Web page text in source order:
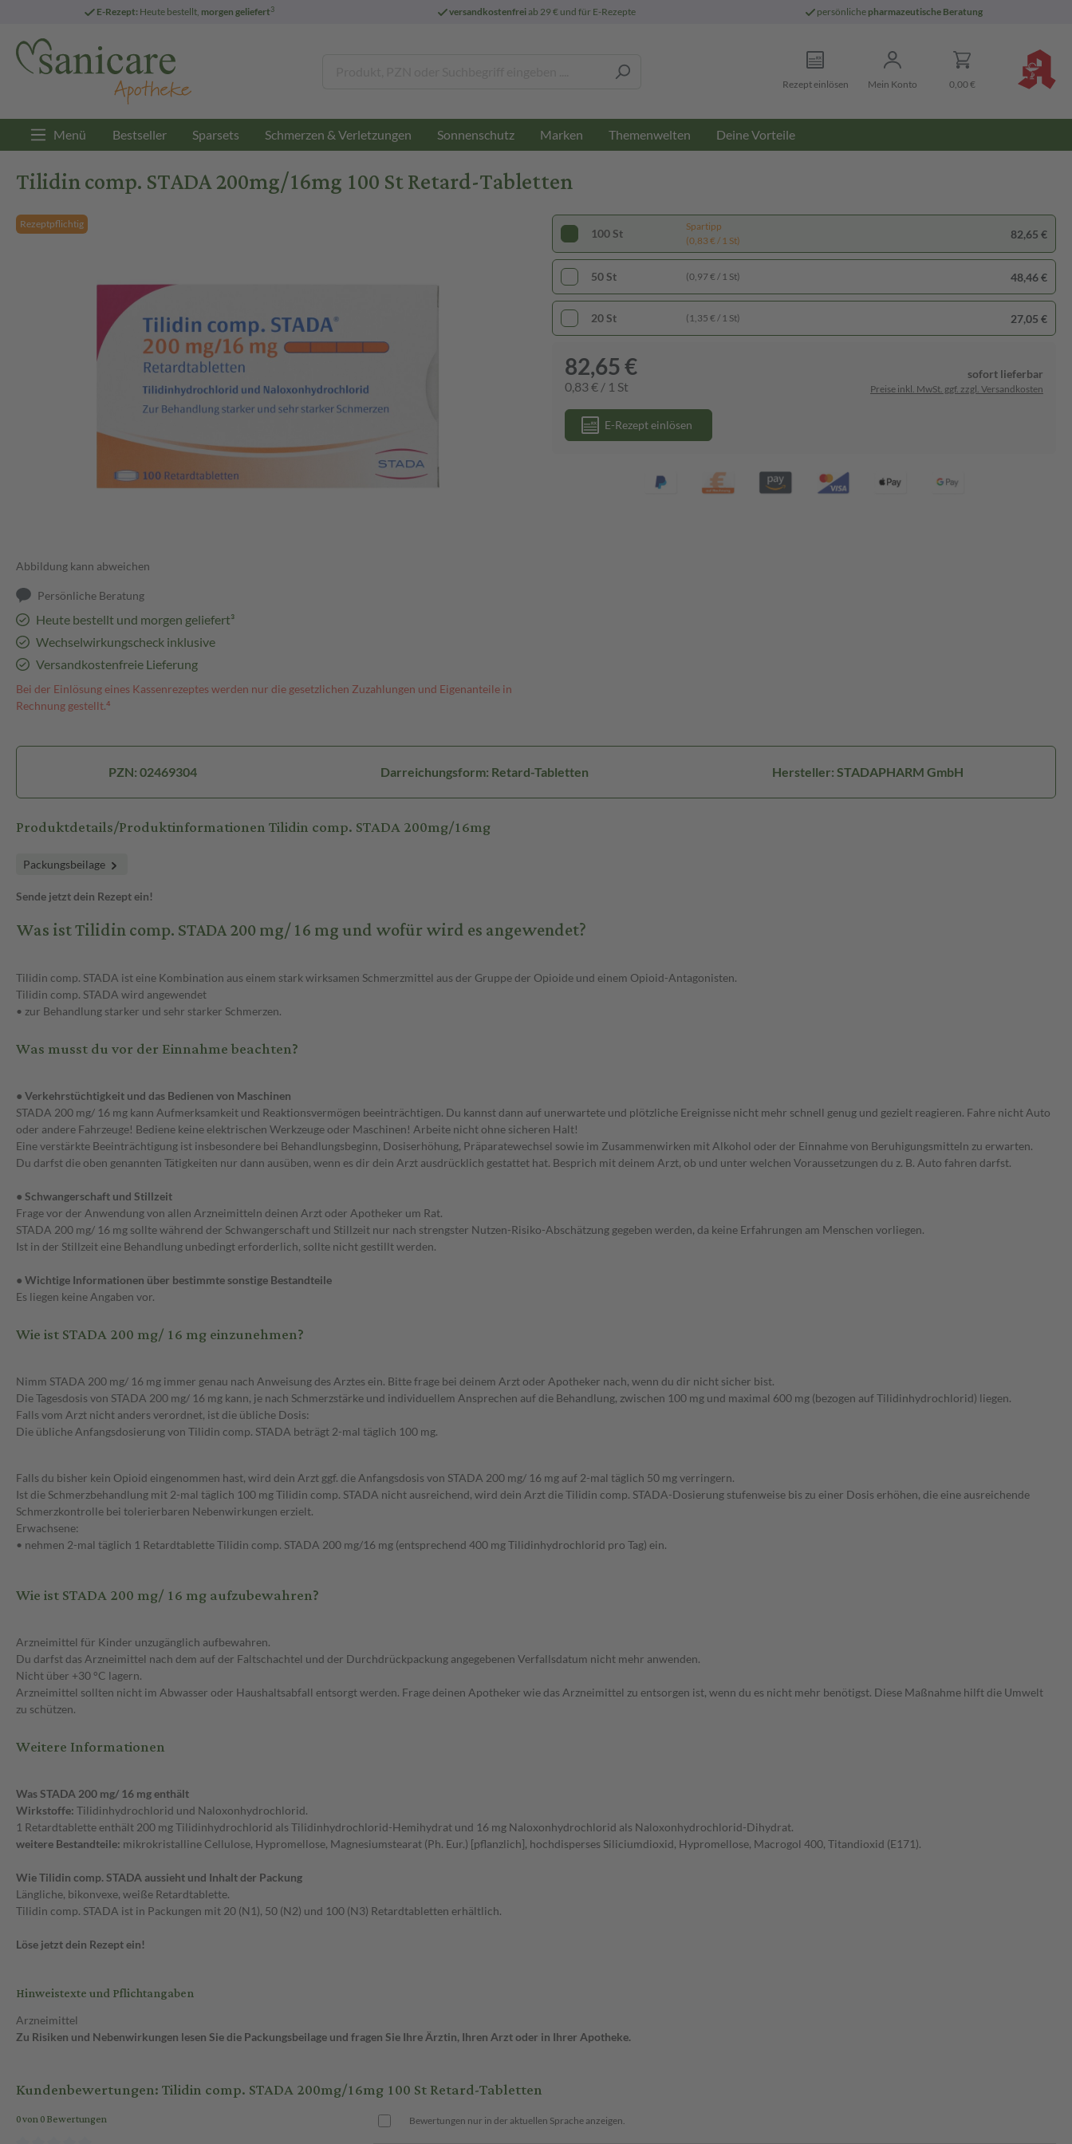
E-Rezept: Heute bestellt, morgen geliefert3 versandkostenfreiab 29 € und für E-Rezepte persönliche pharmazeutische Beratung
Rezept einlösen Mein Konto 0,00 €
Menü Bestseller Sparsets Schmerzen & Verletzungen Sonnenschutz Marken Themenwelten Deine Vorteile
Tilidin comp. STADA 200mg/16mg 100 St Retard-Tabletten
Rezeptpflichtig
Abbildung kann abweichen
Persönliche Beratung
Heute bestellt und morgen geliefert³
Wechselwirkungscheck inklusive
Versandkostenfreie Lieferung
Bei der Einlösung eines Kassenrezeptes werden nur die gesetzlichen Zuzahlungen und Eigenanteile in
Rechnung gestellt.⁴
100 St
Spartipp
(0,83 € / 1 St)
82,65 €
50 St (0,97 € / 1 St) 48,46 €
20 St (1,35 € / 1 St) 27,05 €
82,65 €
0,83 € / 1 St
sofort lieferbar
Preise inkl. MwSt. ggf. zzgl. Versandkosten
E-Rezept einlösen
PZN: 02469304 Darreichungsform: Retard-Tabletten Hersteller: STADAPHARM GmbH
Produktdetails/Produktinformationen Tilidin comp. STADA 200mg/16mg
Packungsbeilage
Sende jetzt dein Rezept ein!
Was ist Tilidin comp. STADA 200 mg/ 16 mg und wofür wird es angewendet?
Tilidin comp. STADA ist eine Kombination aus einem stark wirksamen Schmerzmittel aus der Gruppe der Opioide und einem Opioid-Antagonisten.
Tilidin comp. STADA wird angewendet
• zur Behandlung starker und sehr starker Schmerzen.
Was musst du vor der Einnahme beachten?
● Verkehrstüchtigkeit und das Bedienen von Maschinen
STADA 200 mg/ 16 mg kann Aufmerksamkeit und Reaktionsvermögen beeinträchtigen. Du kannst dann auf unerwartete und plötzliche Ereignisse nicht mehr schnell genug und gezielt reagieren. Fahre nicht Auto
oder andere Fahrzeuge! Bediene keine elektrischen Werkzeuge oder Maschinen! Arbeite nicht ohne sicheren Halt!
Eine verstärkte Beeinträchtigung ist insbesondere bei Behandlungsbeginn, Dosiserhöhung, Präparatewechsel sowie im Zusammenwirken mit Alkohol oder der Einnahme von Beruhigungsmitteln zu erwarten.
Du darfst die oben genannten Tätigkeiten nur dann ausüben, wenn es dir dein Arzt ausdrücklich gestattet hat. Besprich mit deinem Arzt, ob und unter welchen Voraussetzungen du z. B. Auto fahren darfst.
● Schwangerschaft und Stillzeit
Frage vor der Anwendung von allen Arzneimitteln deinen Arzt oder Apotheker um Rat.
STADA 200 mg/ 16 mg sollte während der Schwangerschaft und Stillzeit nur nach strengster Nutzen-Risiko-Abschätzung gegeben werden, da keine Erfahrungen am Menschen vorliegen.
Ist in der Stillzeit eine Behandlung unbedingt erforderlich, sollte nicht gestillt werden.
● Wichtige Informationen über bestimmte sonstige Bestandteile
Es liegen keine Angaben vor.
Wie ist STADA 200 mg/ 16 mg einzunehmen?
Nimm STADA 200 mg/ 16 mg immer genau nach Anweisung des Arztes ein. Bitte frage bei deinem Arzt oder Apotheker nach, wenn du dir nicht sicher bist.
Die Tagesdosis von STADA 200 mg/ 16 mg kann, je nach Schmerzstärke und individuellem Ansprechen auf die Behandlung, zwischen 100 mg und maximal 600 mg (bezogen auf Tilidinhydrochlorid) liegen.
Falls vom Arzt nicht anders verordnet, ist die übliche Dosis:
Die übliche Anfangsdosierung von Tilidin comp. STADA beträgt 2-mal täglich 100 mg.
Falls du bisher kein Opioid eingenommen hast, wird dein Arzt ggf. die Anfangsdosis von STADA 200 mg/ 16 mg auf 2-mal täglich 50 mg verringern.
Ist die Schmerzbehandlung mit 2-mal täglich 100 mg Tilidin comp. STADA nicht ausreichend, wird dein Arzt die Tilidin comp. STADA-Dosierung stufenweise bis zu einer Dosis erhöhen, die eine ausreichende
Schmerzkontrolle bei tolerierbaren Nebenwirkungen erzielt.
Erwachsene:
• nehmen 2-mal täglich 1 Retardtablette Tilidin comp. STADA 200 mg/16 mg (entsprechend 400 mg Tilidinhydrochlorid pro Tag) ein.
Wie ist STADA 200 mg/ 16 mg aufzubewahren?
Arzneimittel für Kinder unzugänglich aufbewahren.
Du darfst das Arzneimittel nach dem auf der Faltschachtel und der Durchdrückpackung angegebenen Verfallsdatum nicht mehr anwenden.
Nicht über +30 °C lagern.
Arzneimittel sollten nicht im Abwasser oder Haushaltsabfall entsorgt werden. Frage deinen Apotheker wie das Arzneimittel zu entsorgen ist, wenn du es nicht mehr benötigst. Diese Maßnahme hilft die Umwelt
zu schützen.
Weitere Informationen
Was STADA 200 mg/ 16 mg enthält
Wirkstoffe: Tilidinhydrochlorid und Naloxonhydrochlorid.
1 Retardtablette enthält 200 mg Tilidinhydrochlorid als Tilidinhydrochlorid-Hemihydrat und 16 mg Naloxonhydrochlorid als Naloxonhydrochlorid-Dihydrat.
weitere Bestandteile: mikrokristalline Cellulose, Hypromellose, Magnesiumstearat (Ph. Eur.) [pflanzlich], hochdisperses Siliciumdioxid, Hypromellose, Macrogol 400, Titandioxid (E171).
Wie Tilidin comp. STADA aussieht und Inhalt der Packung
Längliche, bikonvexe, weiße Retardtablette.
Tilidin comp. STADA ist in Packungen mit 20 (N1), 50 (N2) und 100 (N3) Retardtabletten erhältlich.
Löse jetzt dein Rezept ein!
Hinweistexte und Pflichtangaben
Arzneimittel
Zu Risiken und Nebenwirkungen lesen Sie die Packungsbeilage und fragen Sie Ihre Ärztin, Ihren Arzt oder in Ihrer Apotheke.
Kundenbewertungen: Tilidin comp. STADA 200mg/16mg 100 St Retard-Tabletten
0 von 0 Bewertungen Bewertungen nur in der aktuellen Sprache anzeigen.